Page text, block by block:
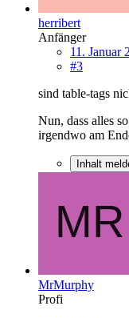
herribert
Anfänger
11. Januar
#3
sind table-tags
Nun, dass alles
irgendwo am
Inhalt
MrMurphy
Profi